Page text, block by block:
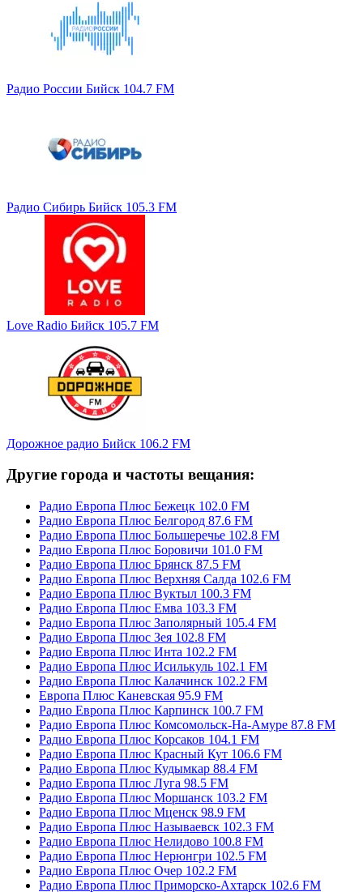
Радио России Бийск 104.7 FM
Радио Сибирь Бийск 105.3 FM
Love Radio Бийск 105.7 FM
Дорожное радио Бийск 106.2 FM
Другие города и частоты вещания:
Радио Европа Плюс Бежецк 102.0 FM
Радио Европа Плюс Белгород 87.6 FM
Радио Европа Плюс Большеречье 102.8 FM
Радио Европа Плюс Боровичи 101.0 FM
Радио Европа Плюс Брянск 87.5 FM
Радио Европа Плюс Верхняя Салда 102.6 FM
Радио Европа Плюс Вуктыл 100.3 FM
Радио Европа Плюс Емва 103.3 FM
Радио Европа Плюс Заполярный 105.4 FM
Радио Европа Плюс Зея 102.8 FM
Радио Европа Плюс Инта 102.2 FM
Радио Европа Плюс Исилькуль 102.1 FM
Радио Европа Плюс Калачинск 102.2 FM
Европа Плюс Каневская 95.9 FM
Радио Европа Плюс Карпинск 100.7 FM
Радио Европа Плюс Комсомольск-На-Амуре 87.8 FM
Радио Европа Плюс Корсаков 104.1 FM
Радио Европа Плюс Красный Кут 106.6 FM
Радио Европа Плюс Кудымкар 88.4 FM
Радио Европа Плюс Луга 98.5 FM
Радио Европа Плюс Моршанск 103.2 FM
Радио Европа Плюс Мценск 98.9 FM
Радио Европа Плюс Называевск 102.3 FM
Радио Европа Плюс Нелидово 100.8 FM
Радио Европа Плюс Нерюнгри 102.5 FM
Радио Европа Плюс Очер 102.2 FM
Радио Европа Плюс Приморско-Ахтарск 102.6 FM